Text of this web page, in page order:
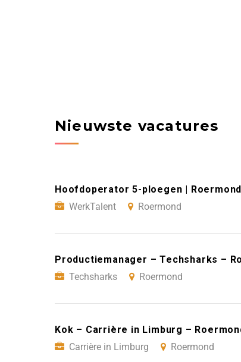
Nieuwste vacatures
Hoofdoperator 5-ploegen |
WerkTalent
Roermond
Productiemanager – Techsharks –
Techsharks
Roermond
Kok – Carrière in Limburg –
Carrière in Limburg
Roermond